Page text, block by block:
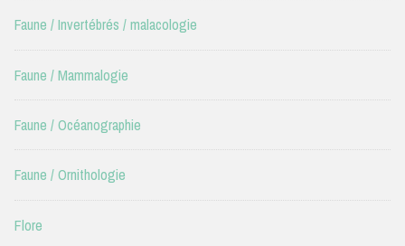
Faune / Invertébrés / malacologie
Faune / Mammalogie
Faune / Océanographie
Faune / Ornithologie
Flore